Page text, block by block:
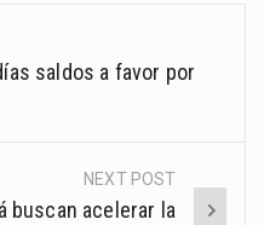
saldos a favor por
NEXT POST
buscan acelerar la